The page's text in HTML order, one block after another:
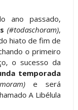
ano passado,
(#todaschoram),
hiato de fim de
o primeiro
o sucesso da
temporada
e será
A Libélula